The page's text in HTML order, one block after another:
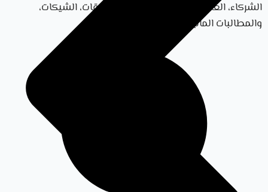
الشركاء، العقود التجارية، تحصيل المستحقات، الشيكات،
والمطالبات المالية.